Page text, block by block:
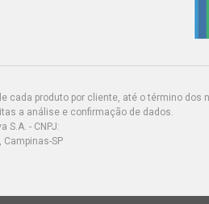
produto por cliente, até o término dos
a análise e confirmação de dados.
S.A. - CNPJ:
Campinas-SP